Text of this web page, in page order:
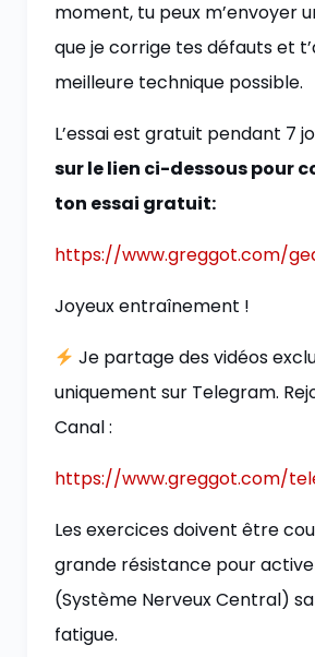
moment, tu peux m’envoyer
que je corrige tes défauts et
meilleure technique possible.
L’essai est gratuit pendant 7
sur le lien ci-dessous pour
ton essai gratuit:
https://www.greggot.com/
Joyeux entraînement !
Je partage des vidéos
uniquement sur Telegram.
Canal :
https://www.greggot.com/
Les exercices doivent être
grande résistance pour
(Système Nerveux Central)
fatigue.